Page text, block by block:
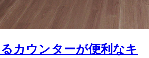
カウンターが便利なキ